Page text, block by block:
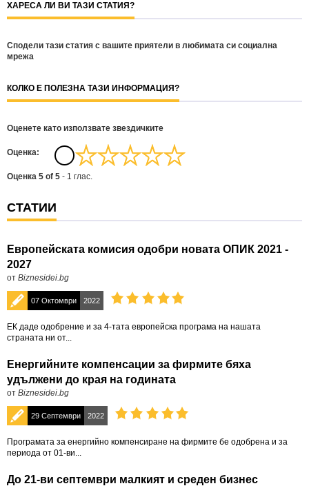
ХАРЕСА ЛИ ВИ ТАЗИ СТАТИЯ?
Сподели тази статия с вашите приятели в любимата си социална
мрежа
КОЛКО Е ПОЛЕЗНА ТАЗИ ИНФОРМАЦИЯ?
Оценете като използвате звездичките
Oценка:
Оценка 5 of 5 - 1 глас.
СТАТИИ
Европейската комисия одобри новата ОПИК 2021 -
2027
от Biznesidei.bg
07 Октомври 2022
ЕК даде одобрение и за 4-тата европейска програма на нашата
страната ни от...
Енергийните компенсации за фирмите бяха
удължени до края на годината
от Biznesidei.bg
29 Септември 2022
Програмата за енергийно компенсиране на фирмите бе одобрена и за
периода от 01-ви...
До 21-ви септември малкият и среден бизнес